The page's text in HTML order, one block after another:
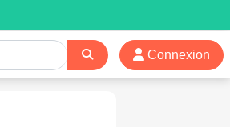
Connexion